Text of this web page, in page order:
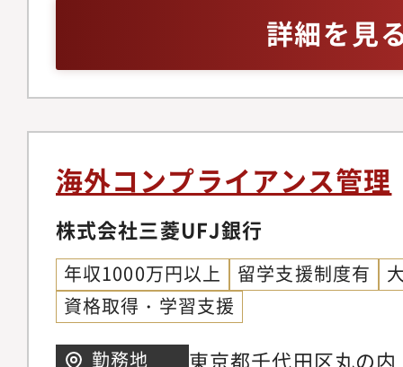
合うことを大切にし
す。・静かで快適に
署は、あなたの長期
にサポートします。
者さらには将来の
じて組織全体のセキ
業界団体（J-AUTO
キュリティガバナン
集、分析、資料作成
おけるセキュリティ
こと・当社の最先端
的に関わり、上流か
ることで、サイバー
門知識とスキルを実
す。・業界トップレ
務・クライアント部
る問い合わせ対応・
シーに合致している
契約レビュープロセ
内の他の専門部署と
ネジメント及びチー
ビュー業務の効率化
種法令対応に係る業
情報保護法対応・犯
税理士法その他関連
業務・クライアント
ゲージメントアクセ
かにおいて十分な実
ライアンス／リスク
モニタリングにかか
経験・プロジェクト
的に業務で英語を使
向を活かした経験※様
いガイドラインやル
ジェクトを完遂できる
詳細を見
海外コンプライアンス管理
株式会社三菱UFJ銀行
年収1000万円以上 留学支援制度有
資格取得・学習支援
勤務地 東京都千代田区丸の内